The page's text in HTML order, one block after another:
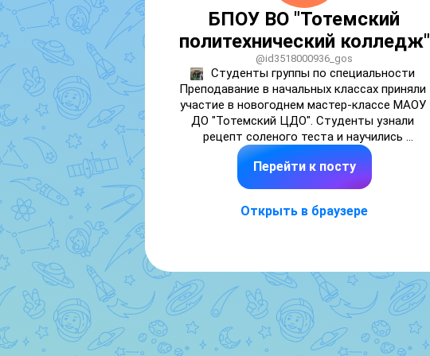
БПОУ ВО "Тотемский
политехнический колледж"
@id3518000936_gos
Студенты группы по специальности
Преподавание в начальных классах приняли
участие в новогоднем мастер-классе МАОУ
ДО "Тотемский ЦДО". Студенты узнали
рецепт соленого теста и научились
секретным приемам лепки. Каждый смог
унести с собой результат своего
творчества и новые умения. Мастер - класс
присутствующим, и так не хотелось, чтобы
последняя встреча!
#тывхорошейкомпании
#Профессионалитет
#Ты_в_хорошей_компании
#Кластер_Педагогика
Перейти к посту
Открыть в браузере